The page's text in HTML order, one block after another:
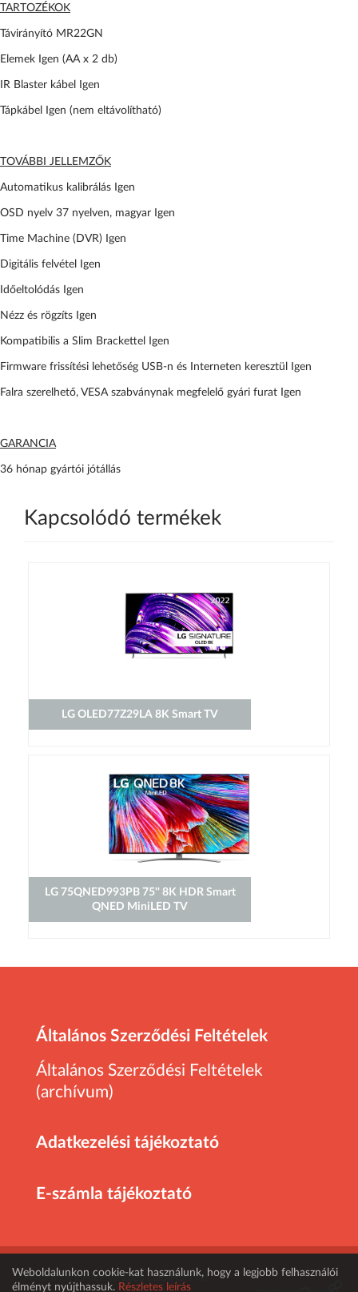
TARTOZÉKOK
Távirányító MR22GN
Elemek Igen (AA x 2 db)
IR Blaster kábel Igen
Tápkábel Igen (nem eltávolítható)
TOVÁBBI JELLEMZŐK
Automatikus kalibrálás Igen
OSD nyelv 37 nyelven, magyar Igen
Time Machine (DVR) Igen
Digitális felvétel Igen
Időeltolódás Igen
Nézz és rögzíts Igen
Kompatibilis a Slim Brackettel Igen
Firmware frissítési lehetőség USB-n és Interneten keresztül Igen
Falra szerelhető, VESA szabványnak megfelelő gyári furat Igen
GARANCIA
36 hónap gyártói jótállás
Kapcsolódó termékek
LG OLED77Z29LA 8K Smart TV
LG 75QNED993PB 75'' 8K HDR Smart
QNED MiniLED TV
Általános Szerződési Feltételek
Általános Szerződési Feltételek
(archívum)
Adatkezelési tájékoztató
E-számla tájékoztató
Minden jog fenntartva! 2026 Euro-Profil Kft.
Weboldalunkon cookie-kat használunk, hogy a legjobb felhasználói
élményt nyújthassuk. Részletes leírás